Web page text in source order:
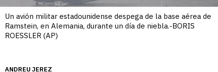
Un avión militar estadounidense despega de la base aérea de
Ramstein, en Alemania, durante un día de niebla.-BORIS
ROESSLER (AP)
ANDREU JEREZ